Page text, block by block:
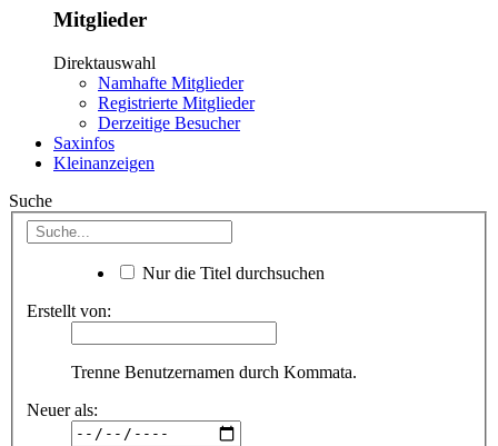
Mitglieder
Direktauswahl
Namhafte Mitglieder
Registrierte Mitglieder
Derzeitige Besucher
Saxinfos
Kleinanzeigen
Suche
Nur die Titel durchsuchen
Erstellt von:
Trenne Benutzernamen durch Kommata.
Neuer als: